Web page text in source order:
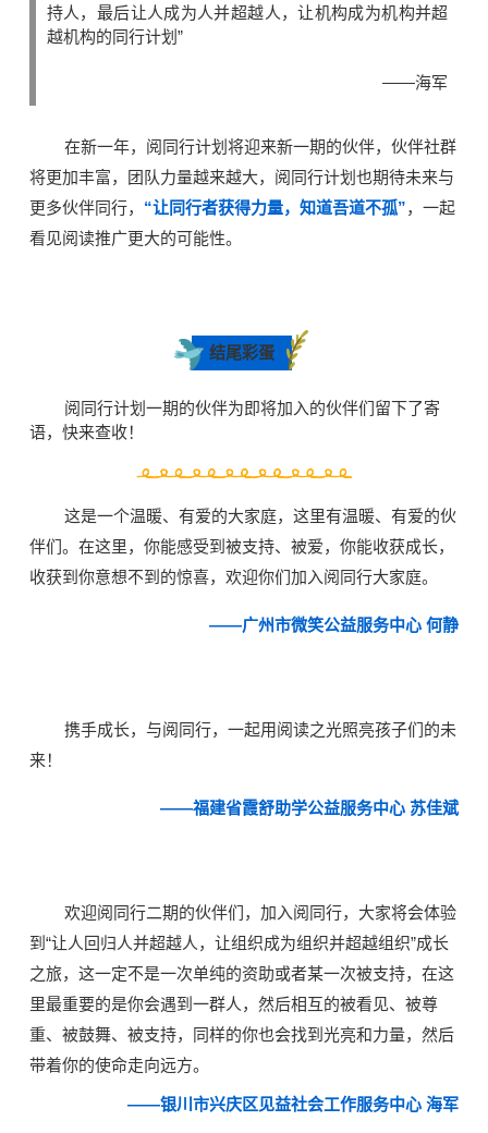
持人，最后让人成为人并超越人，让机构成为机构并超
越机构的同行计划”
——海军
在新一年，阅同行计划将迎来新一期的伙伴，伙伴社群
将更加丰富，团队力量越来越大，阅同行计划也期待未来与
更多伙伴同行， “让同行者获得力量，知道吾道不孤”，一起
看见阅读推广更大的可能性。
结尾彩蛋
阅同行计划一期的伙伴为即将加入的伙伴们留下了寄
语，快来查收！
这是一个温暖、有爱的大家庭，这里有温暖、有爱的伙
伴们。在这里，你能感受到被支持、被爱，你能收获成长，
收获到你意想不到的惊喜，欢迎你们加入阅同行大家庭。
——广州市微笑公益服务中心 何静
携手成长，与阅同行，一起用阅读之光照亮孩子们的未
来！
——福建省霞舒助学公益服务中心 苏佳斌
欢迎阅同行二期的伙伴们，加入阅同行，大家将会体验
到“让人回归人并超越人，让组织成为组织并超越组织”成长
之旅，这一定不是一次单纯的资助或者某一次被支持，在这
里最重要的是你会遇到一群人，然后相互的被看见、被尊
重、被鼓舞、被支持，同样的你也会找到光亮和力量，然后
带着你的使命走向远方。
——银川市兴庆区见益社会工作服务中心 海军